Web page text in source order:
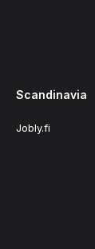
Scandinavia
Jobly.fi